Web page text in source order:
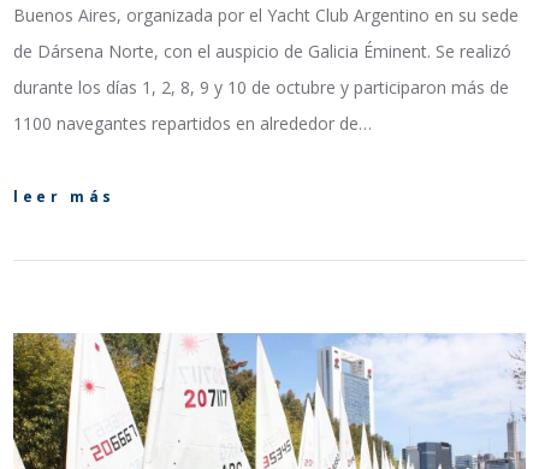
Buenos Aires, organizada por el Yacht Club Argentino en su sede
de Dársena Norte, con el auspicio de Galicia Éminent. Se realizó
durante los días 1, 2, 8, 9 y 10 de octubre y participaron más de
1100 navegantes repartidos en alrededor de…
leer más